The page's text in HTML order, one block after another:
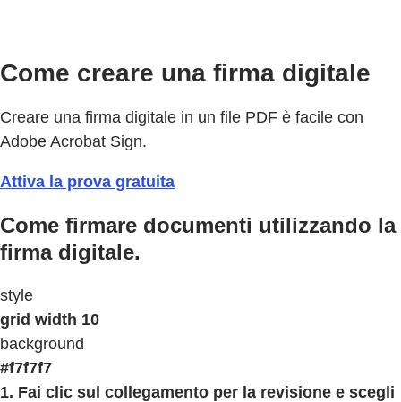
Come creare una firma digitale
Creare una firma digitale in un file PDF è facile con
Adobe Acrobat Sign.
Attiva la prova gratuita
Come firmare documenti utilizzando la
firma digitale.
style
grid width 10
background
#f7f7f7
1. Fai clic sul collegamento per la revisione e scegli